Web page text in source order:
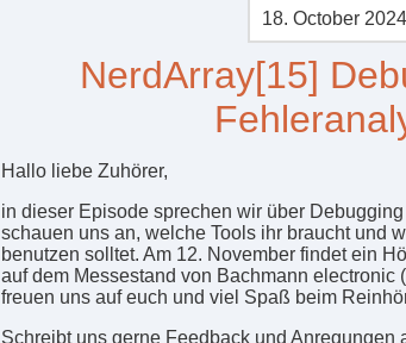
18. October 2024
NerdArray[15]
Hallo liebe Zuhörer,
in dieser Episode sprechen wir über
schauen uns an, welche Tools ihr braucht und
benutzen solltet. Am 12. November findet ein
auf dem Messestand von Bachmann electronic
freuen uns auf euch und viel Spaß beim
Schreibt uns gerne Feedback und Anregungen